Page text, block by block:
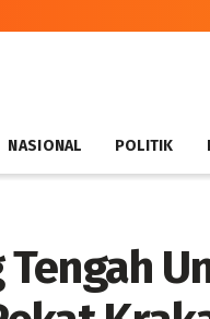
NASIONAL POLITIK